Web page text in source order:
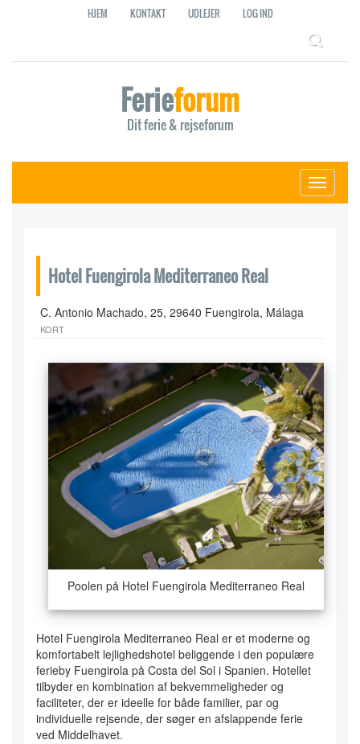
HJEM KONTAKT UDLEJER LOG IND
Ferieforum
Dit ferie & rejseforum
Toggle
Hotel Fuengirola Mediterraneo Real
C. Antonio Machado, 25, 29640 Fuengirola, Málaga
KORT
Poolen på Hotel Fuengirola Mediterraneo Real
Hotel Fuengirola Mediterraneo Real er et moderne og
komfortabelt lejlighedshotel beliggende i den populære
ferieby Fuengirola på Costa del Sol i Spanien. Hotellet
tilbyder en kombination af bekvemmeligheder og
faciliteter, der er ideelle for både familier, par og
individuelle rejsende, der søger en afslappende ferie
ved Middelhavet.